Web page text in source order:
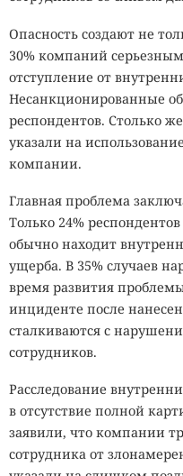
Опасность создают не
30% компаний
отступление от
Несанкционированные
респондентов. Столько
указали на
компании.
Главная проблема
Только 24%
обычно находит
ущерба. В 35% случаев
время развития
инциденте после
сталкиваются с
сотрудников.
Расследование
в отсутствие полной
заявили, что компании
сотрудника от